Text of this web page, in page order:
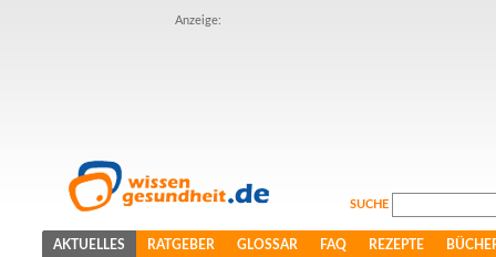
Anzeige:
SUCHE
AKTUELLES RATGEBER GLOSSAR FAQ REZEPTE